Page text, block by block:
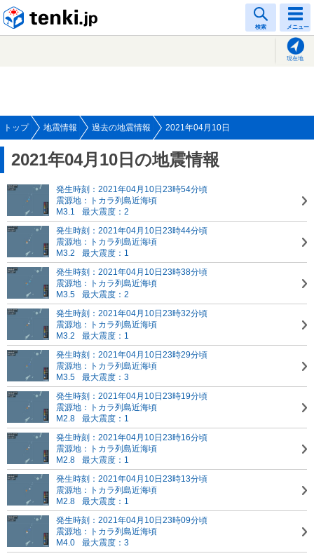
検索 メニュー
現在地
トップ 地震情報 過去の地震情報 2021年04月10日
2021年04月10日の地震情報
発生時刻：2021年04月10日23時54分頃
震源地：トカラ列島近海頃
M3.1
最大震度：2
発生時刻：2021年04月10日23時44分頃
震源地：トカラ列島近海頃
M3.2
最大震度：1
発生時刻：2021年04月10日23時38分頃
震源地：トカラ列島近海頃
M3.5
最大震度：2
発生時刻：2021年04月10日23時32分頃
震源地：トカラ列島近海頃
M3.2
最大震度：1
発生時刻：2021年04月10日23時29分頃
震源地：トカラ列島近海頃
M3.5
最大震度：3
発生時刻：2021年04月10日23時19分頃
震源地：トカラ列島近海頃
M2.8
最大震度：1
発生時刻：2021年04月10日23時16分頃
震源地：トカラ列島近海頃
M2.8
最大震度：1
発生時刻：2021年04月10日23時13分頃
震源地：トカラ列島近海頃
M2.8
最大震度：1
発生時刻：2021年04月10日23時09分頃
震源地：トカラ列島近海頃
M4.0
最大震度：3